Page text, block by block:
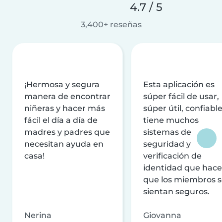
4.7 / 5
3,400+ reseñas
¡Hermosa y segura
manera de encontrar
niñeras y hacer más
fácil el día a día de
madres y padres que
necesitan ayuda en
casa!
Nerina
Esta aplicación es
súper fácil de usar,
súper útil,
tiene muchos
sistemas de
seguridad y
verificación de
identidad que
que los miembros
sientan seguros.
Giovanna